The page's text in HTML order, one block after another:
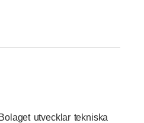
utvecklar tekniska